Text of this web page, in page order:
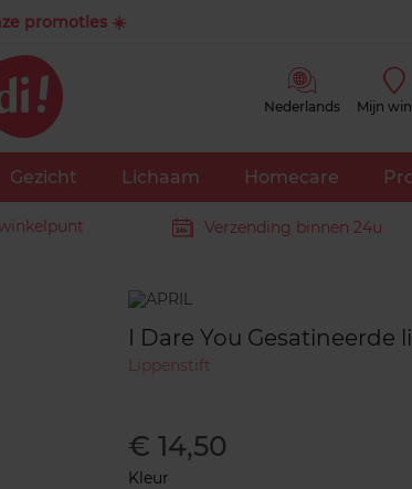
promoties ☀️
Nederlands Mijn
Gezicht Lichaam Homecare
Verzending binnen 24u
Merk
I Dare You Gesatineerde
Lippenstift
€ 14,50
Kleur